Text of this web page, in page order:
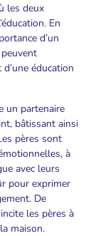
les deux
En
d’un
éducation
un partenaire
bâtissant ainsi
pères sont
à
avec leurs
pour exprimer
De
les pères à
maison.